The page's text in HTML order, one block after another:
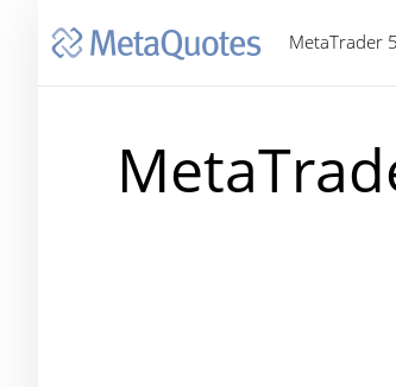
MetaTrader 5